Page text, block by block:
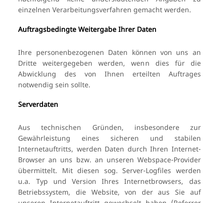
einzelnen Verarbeitungsverfahren gemacht werden.
Auftragsbedingte Weitergabe Ihrer Daten
Ihre personenbezogenen Daten können von uns an
Dritte weitergegeben werden, wenn dies für die
Abwicklung des von Ihnen erteilten Auftrages
notwendig sein sollte.
Serverdaten
Aus technischen Gründen, insbesondere zur
Gewährleistung eines sicheren und stabilen
Internetauftritts, werden Daten durch Ihren Internet-
Browser an uns bzw. an unseren Webspace-Provider
übermittelt. Mit diesen sog. Server-Logfiles werden
u.a. Typ und Version Ihres Internetbrowsers, das
Betriebssystem, die Website, von der aus Sie auf